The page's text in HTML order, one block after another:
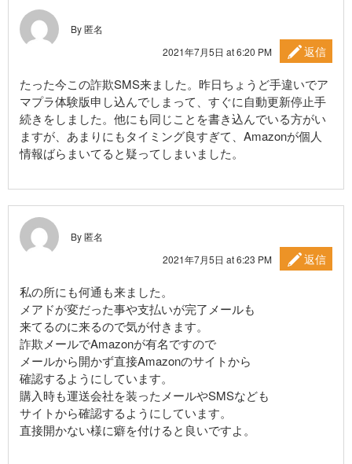
By 匿名
2021年7月5日 at 6:20 PM
返信
たった今この詐欺SMS来ました。昨日ちょうど手違いでア
マプラ体験版申し込んでしまって、すぐに自動更新停止手
続きをしました。他にも同じことを書き込んでいる方がい
ますが、あまりにもタイミング良すぎて、Amazonが個人
情報ばらまいてると疑ってしまいました。
By 匿名
2021年7月5日 at 6:23 PM
返信
私の所にも何通も来ました。
メアドが変だった事や支払いが完了メールも
来てるのに来るので気が付きます。
詐欺メールでAmazonが有名ですので
メールから開かず直接Amazonのサイトから
確認するようにしています。
購入時も運送会社を装ったメールやSMSなども
サイトから確認するようにしています。
直接開かない様に癖を付けると良いですよ。